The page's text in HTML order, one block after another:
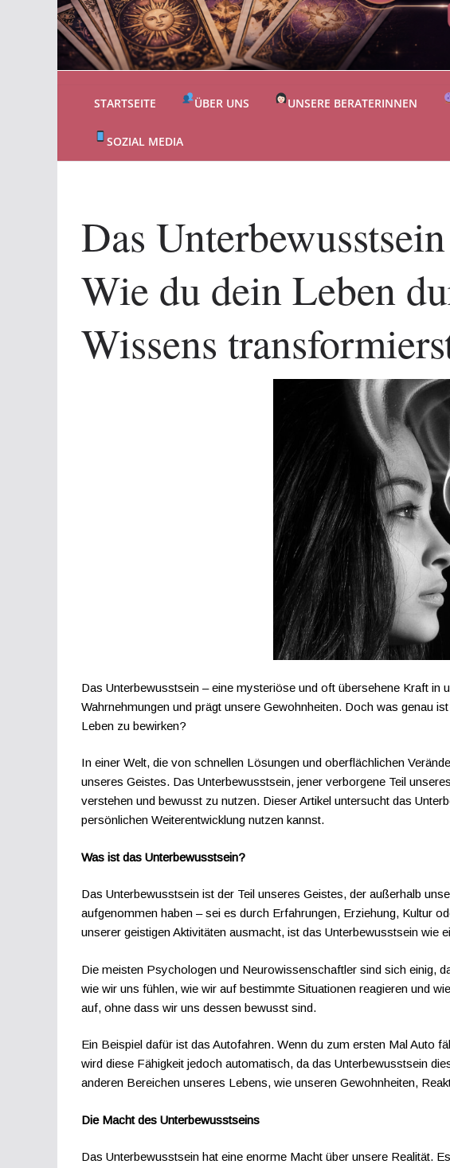
STARTSEITE ÜBER UNS UNSERE BERATERINNEN
SOZIAL MEDIA
Das
Wie du dein Leben
Wissens
Das Unterbewusstsein – eine mysteriöse und oft übersehene Kraft
Wahrnehmungen und prägt unsere Gewohnheiten. Doch was genau
Leben zu bewirken?
In einer Welt, die von schnellen Lösungen und oberflächlichen
unseres Geistes. Das Unterbewusstsein, jener verborgene Teil
verstehen und bewusst zu nutzen. Dieser Artikel untersucht das
persönlichen Weiterentwicklung nutzen kannst.
Was ist das Unterbewusstsein?
Das Unterbewusstsein ist der Teil unseres Geistes, der außerhalb
aufgenommen haben – sei es durch Erfahrungen, Erziehung, Kultur
unserer geistigen Aktivitäten ausmacht, ist das Unterbewusstsein wie
Die meisten Psychologen und Neurowissenschaftler sind sich einig,
wie wir uns fühlen, wie wir auf bestimmte Situationen reagieren und
auf, ohne dass wir uns dessen bewusst sind.
Ein Beispiel dafür ist das Autofahren. Wenn du zum ersten Mal Auto
wird diese Fähigkeit jedoch automatisch, da das Unterbewusstsein
anderen Bereichen unseres Lebens, wie unseren Gewohnheiten,
Die Macht des Unterbewusstseins
Das Unterbewusstsein hat eine enorme Macht über unsere Realität.